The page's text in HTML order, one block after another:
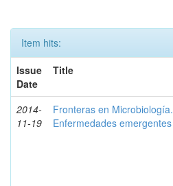
Item hits:
Issue
Date
Title
2014-
11-19
Fronteras en Microbiología.
Enfermedades emergentes